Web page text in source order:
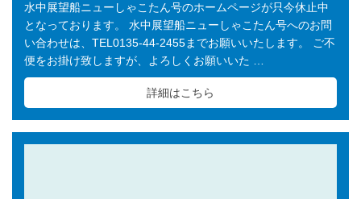
水中展望船ニューしゃこたん号のホームページが只今休止中
となっております。 水中展望船ニューしゃこたん号へのお問
い合わせは、TEL0135-44-2455までお願いいたします。 ご不
便をお掛け致しますが、よろしくお願いいた …
詳細はこちら